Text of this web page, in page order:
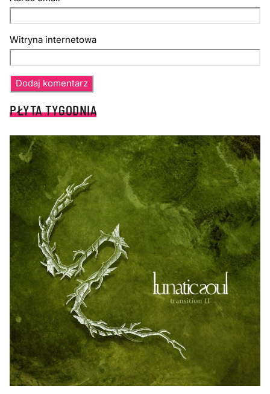
Witryna internetowa
PŁYTA TYGODNIA